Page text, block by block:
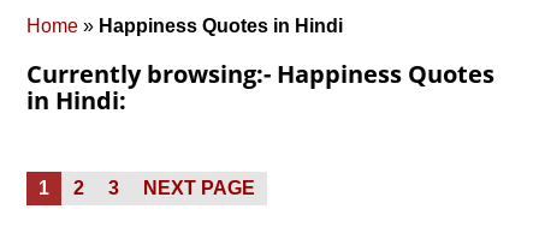
Home » Happiness Quotes in Hindi
Currently browsing:- Happiness Quotes
in Hindi:
Posts
pagination
PAGE
1 PAGE
2 PAGE
3 NEXT PAGE